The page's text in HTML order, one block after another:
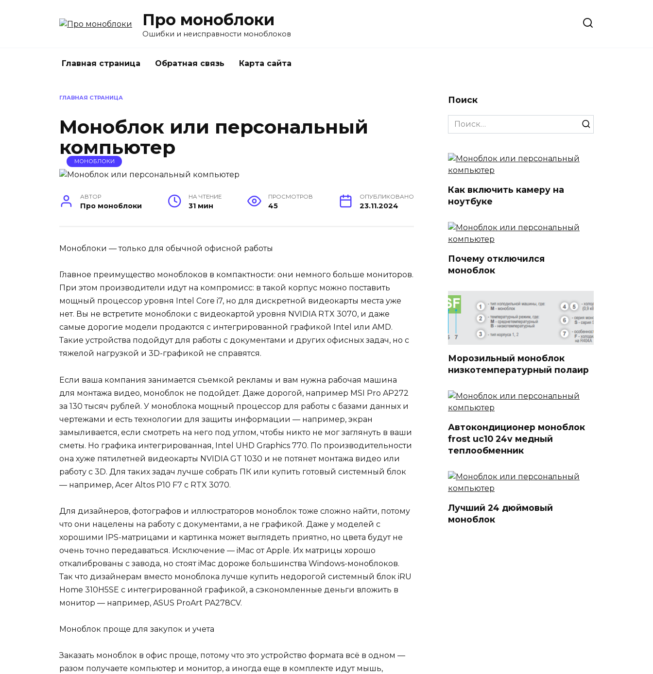
Про моноблоки
Ошибки и неисправности моноблоков
Главная страница Обратная связь Карта сайта
ГЛАВНАЯ СТРАНИЦА
Моноблок или персональный
компьютер
МОНОБЛОКИ
АВТОР
Про моноблоки
НА ЧТЕНИЕ
31 мин
ПРОСМОТРОВ
45
ОПУБЛИКОВАНО
23.11.2024
Моноблоки — только для обычной офисной работы
Главное преимущество моноблоков в компактности: они немного больше мониторов.
При этом производители идут на компромисс: в такой корпус можно поставить
мощный процессор уровня Intel Core i7, но для дискретной видеокарты места уже
нет. Вы не встретите моноблоки с видеокартой уровня NVIDIA RTX 3070, и даже
самые дорогие модели продаются с интегрированной графикой Intel или AMD.
Такие устройства подойдут для работы с документами и других офисных задач, но с
тяжелой нагрузкой и 3D-графикой не справятся.
Если ваша компания занимается съемкой рекламы и вам нужна рабочая машина
для монтажа видео, моноблок не подойдет. Даже дорогой, например MSI Pro AP272
за 130 тысяч рублей. У моноблока мощный процессор для работы с базами данных и
чертежами и есть технологии для защиты информации — например, экран
замыливается, если смотреть на него под углом, чтобы никто не мог заглянуть в ваши
сметы. Но графика интегрированная, Intel UHD Graphics 770. По производительности
она хуже пятилетней видеокарты NVIDIA GT 1030 и не потянет монтажа видео или
работу с 3D. Для таких задач лучше собрать ПК или купить готовый системный блок
— например, Acer Altos P10 F7 с RTX 3070.
Для дизайнеров, фотографов и иллюстраторов моноблок тоже сложно найти, потому
что они нацелены на работу с документами, а не графикой. Даже у моделей с
хорошими IPS-матрицами и картинка может выглядеть приятно, но цвета будут не
очень точно передаваться. Исключение — iMac от Apple. Их матрицы хорошо
откалиброваны с завода, но стоят iMac дороже большинства Windows-моноблоков.
Так что дизайнерам вместо моноблока лучше купить недорогой системный блок iRU
Home 310H5SE с интегрированной графикой, а сэкономленные деньги вложить в
монитор — например, ASUS ProArt PA278CV.
Моноблок проще для закупок и учета
Заказать моноблок в офис проще, потому что это устройство формата всё в одном —
разом получаете компьютер и монитор, а иногда еще в комплекте идут мышь,
Поиск
Search
for:
Как включить камеру на
ноутбуке
Почему отключился
моноблок
Морозильный моноблок
низкотемпературный полаир
Автокондиционер моноблок
frost uc10 24v медный
теплообменник
Лучший 24 дюймовый
моноблок